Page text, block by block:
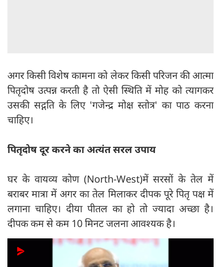
अगर किसी विशेष कामना को लेकर किसी परिजन की आत्मा
पितृदोष उत्पन्न करती है तो ऐसी स्थिति में मोह को त्यागकर
उसकी सद्गति के लिए 'गजेन्द्र मोक्ष स्तोत्र' का पाठ करना
चाहिए।
पितृदोष दूर करने का अत्यंत सरल उपाय
घर के वायव्य कोण (North-West)में सरसों के तेल में
बराबर मात्रा में अगर का तेल मिलाकर दीपक पूरे पितृ पक्ष में
लगाना चाहिए। दीया पीतल का हो तो ज्यादा अच्छा है।
दीपक कम से कम 10 मिनट जलना आवश्यक है।